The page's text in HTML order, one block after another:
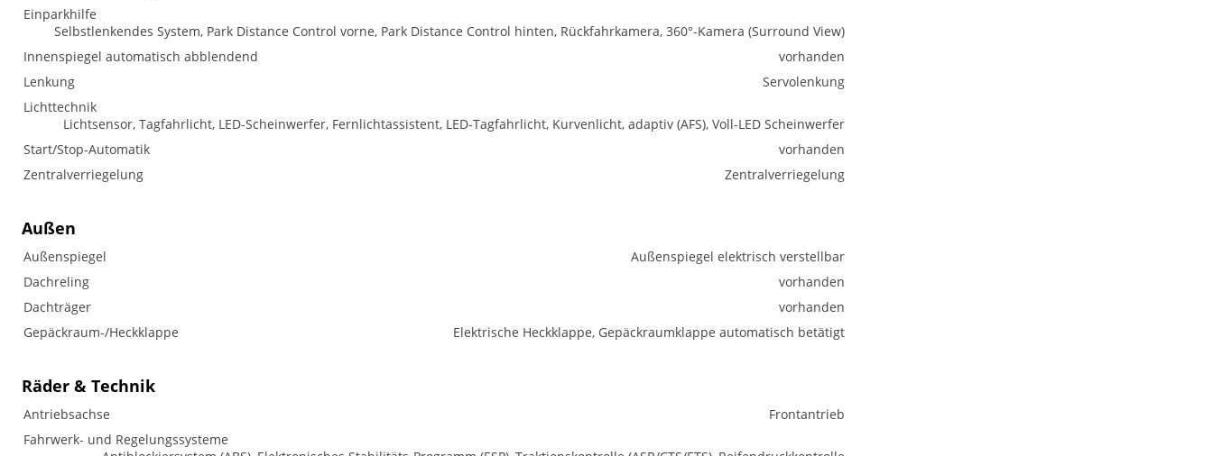
Einparkhilfe
Selbstlenkendes System, Park Distance Control vorne, Park Distance Control hinten, Rückfahrkamera, 360°-Kamera (Surround View)
Innenspiegel automatisch abblendend
vorhanden
Lenkung
Servolenkung
Lichttechnik
Lichtsensor, Tagfahrlicht, LED-Scheinwerfer, Fernlichtassistent, LED-Tagfahrlicht, Kurvenlicht, adaptiv (AFS), Voll-LED Scheinwerfer
Start/Stop-Automatik
vorhanden
Zentralverriegelung
Zentralverriegelung
Außen
Außenspiegel
Außenspiegel elektrisch verstellbar
Dachreling
vorhanden
Dachträger
vorhanden
Gepäckraum-/Heckklappe
Elektrische Heckklappe, Gepäckraumklappe automatisch betätigt
Räder & Technik
Antriebsachse
Frontantrieb
Fahrwerk- und Regelungssysteme